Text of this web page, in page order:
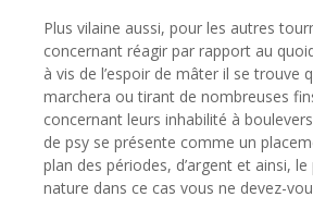
Plus vilaine aussi, pour les autres
concernant réagir par rapport au
à vis de l’espoir de mâter il se trouve
marchera ou tirant de nombreuses
concernant leurs inhabilité à
de psy se présente comme un
plan des périodes, d’argent et ainsi,
nature dans ce cas vous ne devez-